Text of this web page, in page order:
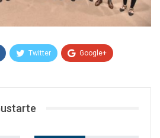
Twitter Google+